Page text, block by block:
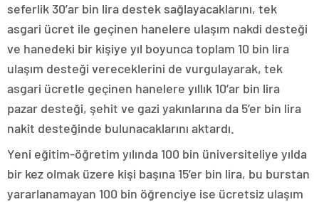
seferlik 30’ar bin lira destek sağlayacaklarını, tek
asgari ücret ile geçinen hanelere ulaşım nakdi desteği
ve hanedeki bir kişiye yıl boyunca toplam 10 bin lira
ulaşım desteği vereceklerini de vurgulayarak, tek
asgari ücretle geçinen hanelere yıllık 10’ar bin lira
pazar desteği, şehit ve gazi yakınlarına da 5’er bin lira
nakit desteğinde bulunacaklarını aktardı.
Yeni eğitim-öğretim yılında 100 bin üniversiteliye yılda
bir kez olmak üzere kişi başına 15’er bin lira, bu burstan
yararlanamayan 100 bin öğrenciye ise ücretsiz ulaşım